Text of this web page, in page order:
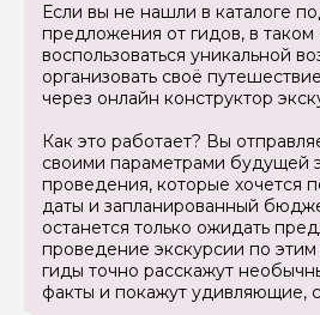
Если вы не нашли в каталоге
предложения от гидов, в
воспользоваться уникальной
организовать своё
через онлайн конструктор
Как это работает? Вы
своими параметрами будущей
проведения, которые хочется
даты и запланированный
останется только ожидать
проведение экскурсии по
гиды точно расскажут
факты и покажут удивляющие,
Как вас зовут
Ваша электронная почта
Ваш номер телефона
Вопросы и комментарии
Если у вас есть интересующие
задать